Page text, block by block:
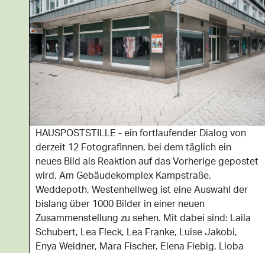
HAUSPOSTSTILLE - ein fortlaufender Dialog von
derzeit 12 Fotografinnen, bei dem täglich ein
neues Bild als Reaktion auf das Vorherige gepostet
wird. Am Gebäudekomplex Kampstraße,
Weddepoth, Westenhellweg ist eine Auswahl der
bislang über 1000 Bilder in einer neuen
Zusammenstellung zu sehen. Mit dabei sind: Laila
Schubert, Lea Fleck, Lea Franke, Luise Jakobi,
Enya Weidner, Mara Fischer, Elena Fiebig, Lioba